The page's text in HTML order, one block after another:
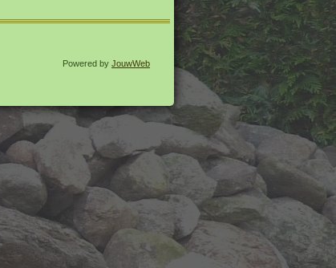
Powered by JouwWeb